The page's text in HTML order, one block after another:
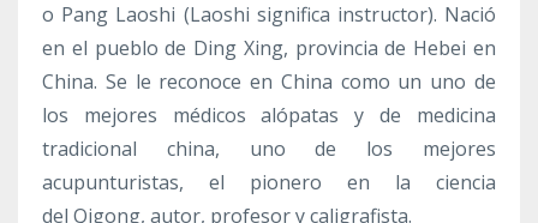
o Pang Laoshi (Laoshi significa instructor). Nació
en el pueblo de Ding Xing, provincia de Hebei en
China. Se le reconoce en China como un uno de
los mejores médicos alópatas y de medicina
tradicional china, uno de los mejores
acupunturistas, el pionero en la ciencia
del Qigong, autor, profesor y caligrafista.